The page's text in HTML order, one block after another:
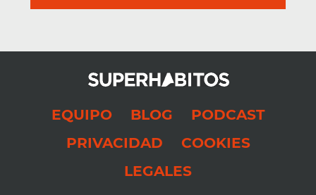
EQUIPO BLOG
PODCAST
PRIVACIDAD
COOKIES
LEGALES